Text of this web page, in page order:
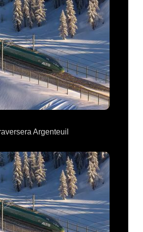
Argenteuil